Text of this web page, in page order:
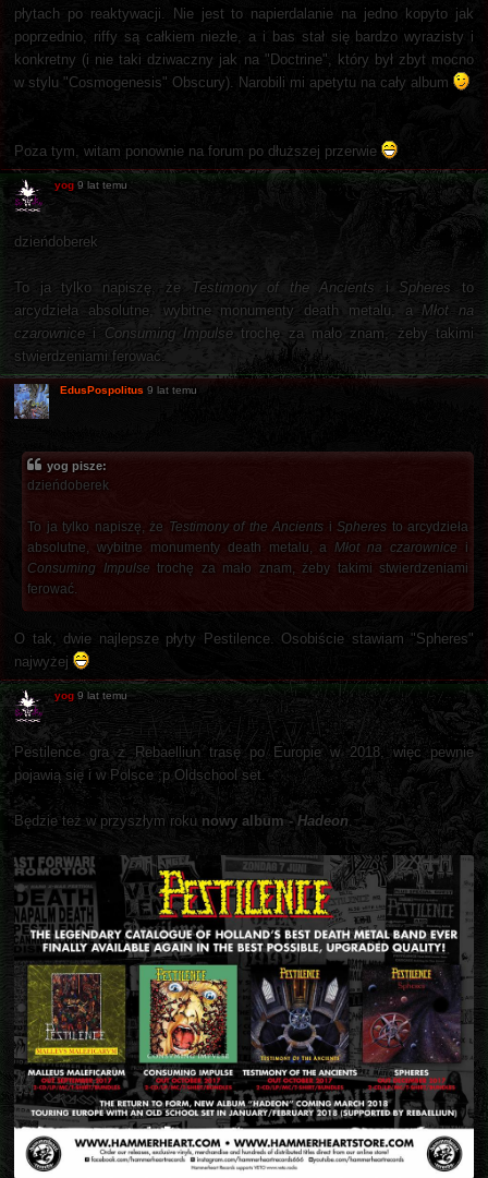
płytach po reaktywacji. Nie jest to napierdalanie na jedno kopyto jak
poprzednio, riffy są całkiem niezłe, a i bas stał się bardzo wyrazisty i
konkretny (i nie taki dziwaczny jak na "Doctrine", który był zbyt mocno
w stylu "Cosmogenesis" Obscury). Narobili mi apetytu na cały album
Poza tym, witam ponownie na forum po dłuższej przerwie
yog 9 lat temu
dzieńdoberek
To ja tylko napiszę, że Testimony of the Ancients i Spheres to
arcydzieła absolutne, wybitne monumenty death metalu, aMłot na
czarownice i Consuming Impulse trochę za mało znam, żeby takimi
stwierdzeniami ferować.
EdusPospolitus 9 lat temu
yog pisze:
dzieńdoberek
To ja tylko napiszę, że Testimony of the Ancients i Spheres to arcydzieła
absolutne, wybitne monumenty death metalu, a Młot na czarownice i
Consuming Impulse trochę za mało znam, żeby takimi stwierdzeniami
ferować.
O tak, dwie najlepsze płyty Pestilence. Osobiście stawiam "Spheres"
najwyżej
yog 9 lat temu
Pestilence gra z Rebaelliun trasę po Europie w 2018, więc pewnie
pojawią się i w Polsce ;p Oldschool set.
Będzie też w przyszłym roku nowy album - Hadeon